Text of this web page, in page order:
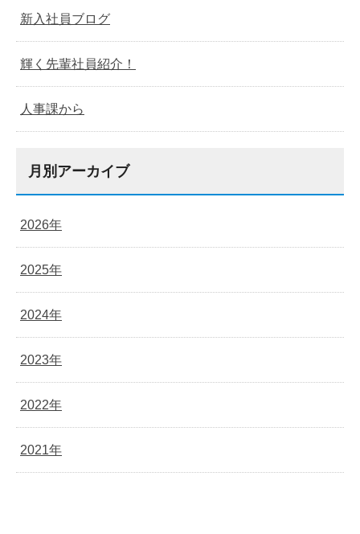
新入社員ブログ
輝く先輩社員紹介！
人事課から
月別アーカイブ
2026年
2025年
2024年
2023年
2022年
2021年